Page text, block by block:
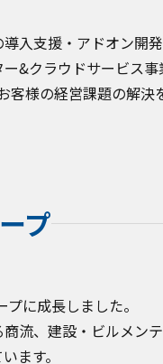
入支援・アドオン開
&クラウドサービス事
様の経営課題の解
プ
に成長しました。
流、建設・ビルメン
ます。